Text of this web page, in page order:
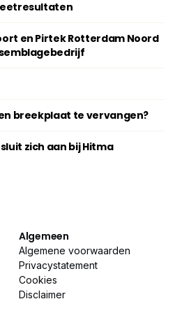
en Pirtek Rotterdam Noord
breekplaat te vervangen?
zich aan bij Hitma
Algemeen
Algemene voorwaarden
Privacystatement
Cookies
Disclaimer